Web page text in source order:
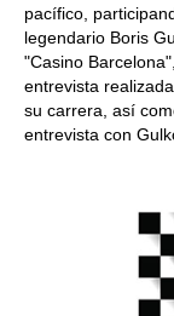
pacífico,
legendario Boris
"Casino
entrevista
su carrera, así
entrevista con